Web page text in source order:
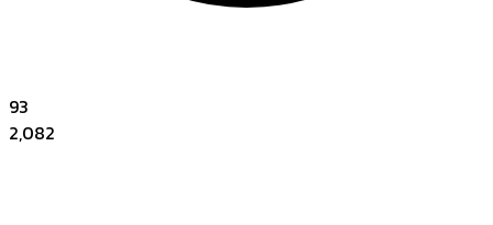
93
2,082